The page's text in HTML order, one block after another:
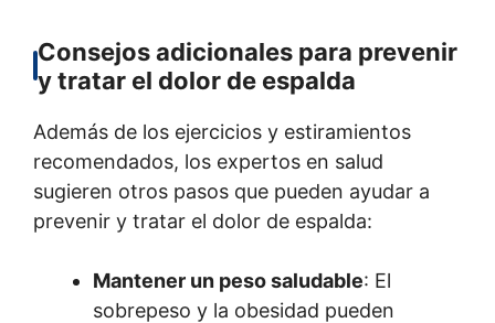
Consejos adicionales para prevenir
y tratar el dolor de espalda
Además de los ejercicios y estiramientos
recomendados, los expertos en salud
sugieren otros pasos que pueden ayudar a
prevenir y tratar el dolor de espalda:
Mantener un peso saludable: El
sobrepeso y la obesidad pueden